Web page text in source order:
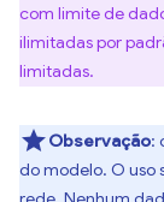
com limite de
ilimitadas por
limitadas.
Observação:
do modelo. O uso